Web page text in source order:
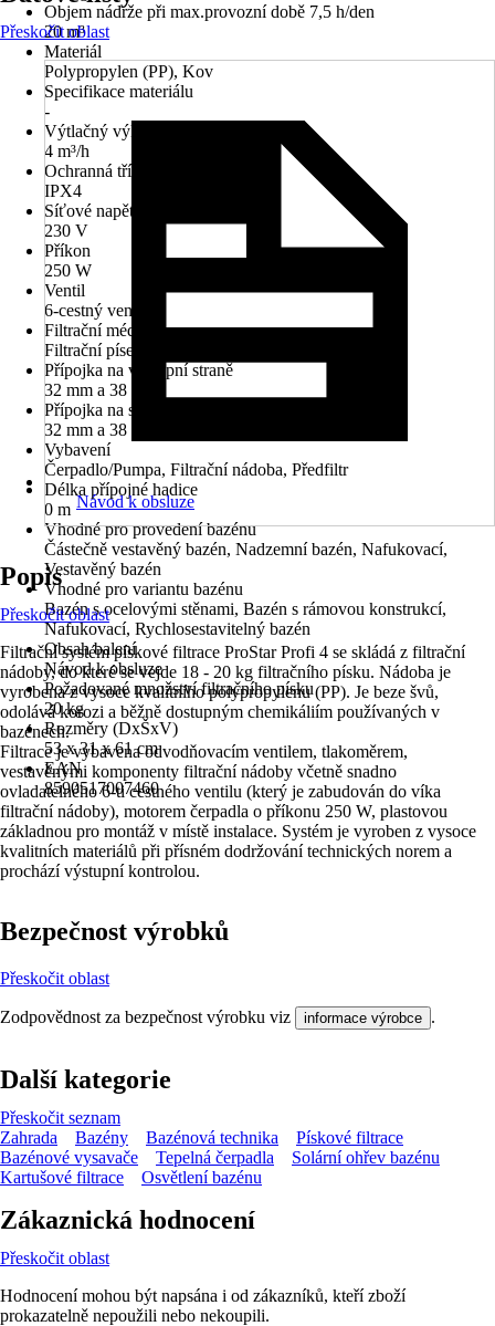
Objem nádrže při max.provozní době 7,5 h/den
20 m³
Materiál
Polypropylen (PP), Kov
Specifikace materiálu
-
Výtlačný výkon
4 m³/h
Ochranná třída
IPX4
Síťové napětí
230 V
Příkon
250 W
Ventil
6-cestný ventil
Filtrační médium
Filtrační písek
Přípojka na výstupní straně
32 mm a 38 mm
Přípojka na straně výstupního tlaku
32 mm a 38 mm
Vybavení
Čerpadlo/Pumpa, Filtrační nádoba, Předfiltr
Délka přípojné hadice
0 m
Vhodné pro provedení bazénu
Částečně vestavěný bazén, Nadzemní bazén, Nafukovací,
Vestavěný bazén
Vhodné pro variantu bazénu
Bazén s ocelovými stěnami, Bazén s rámovou konstrukcí,
Nafukovací, Rychlosestavitelný bazén
Obsah balení
Návod k obsluze
Požadované množství filtračního písku
20 kg
Rozměry (DxŠxV)
53 x 31 x 61 cm
EAN
8590517007460
Přeskočit oblast
Návod k obsluze
Popis
Přeskočit oblast
Filtrační systém pískové filtrace ProStar Profi 4 se skládá z filtrační
nádoby, do které se vejde 18 - 20 kg filtračního písku. Nádoba je
vyrobena z vysoce kvalitního polypropylenu (PP). Je beze švů,
odolává korozi a běžně dostupným chemikáliím používaných v
bazénech.
Filtrace je vybavena odvodňovacím ventilem, tlakoměrem,
vestavěnými komponenty filtrační nádoby včetně snadno
ovladatelného 6-ti cestného ventilu (který je zabudován do víka
filtrační nádoby), motorem čerpadla o příkonu 250 W, plastovou
základnou pro montáž v místě instalace. Systém je vyroben z vysoce
kvalitních materiálů při přísném dodržování technických norem a
prochází výstupní kontrolou.
Bezpečnost výrobků
Přeskočit oblast
Zodpovědnost za bezpečnost výrobku viz informace výrobce .
Další kategorie
Přeskočit seznam
Zahrada
Bazény Bazénová technika
Pískové filtrace
Bazénové vysavače
Tepelná čerpadla
Solární ohřev bazénu
Kartušové filtrace
Osvětlení bazénu
Zákaznická hodnocení
Přeskočit oblast
Hodnocení mohou být napsána i od zákazníků, kteří zboží
prokazatelně nepoužili nebo nekoupili.